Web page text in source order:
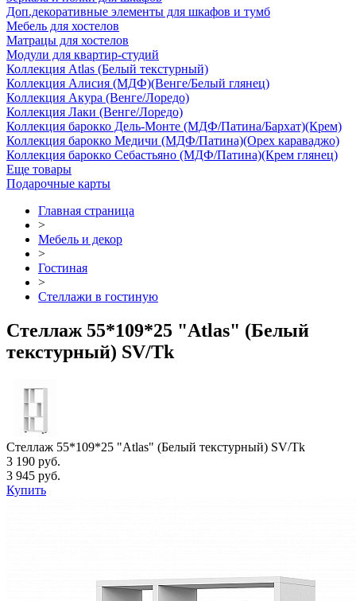
Доп.декоративные элементы для шкафов и тумб
Мебель для хостелов
Матрацы для хостелов
Модули для квартир-студий
Коллекция Atlas (Белый текстурный)
Коллекция Алисия (МДФ)(Венге/Белый глянец)
Коллекция Акура (Венге/Лоредо)
Коллекция Лаки (Венге/Лоредо)
Коллекция барокко Дель-Монте (МДФ/Патина/Бархат)(Крем)
Коллекция барокко Медичи (МДФ/Патина)(Орех караваджо)
Коллекция барокко Себастьяно (МДФ/Патина)(Крем глянец)
Еще товары
Подарочные карты
Главная страница
>
Мебель и декор
>
Гостиная
>
Стеллажи в гостиную
Стеллаж 55*109*25 "Atlas" (Белый
текстурный) SV/Tk
Стеллаж 55*109*25 "Atlas" (Белый текстурный) SV/Tk
3 190 руб.
3 945 руб.
Купить